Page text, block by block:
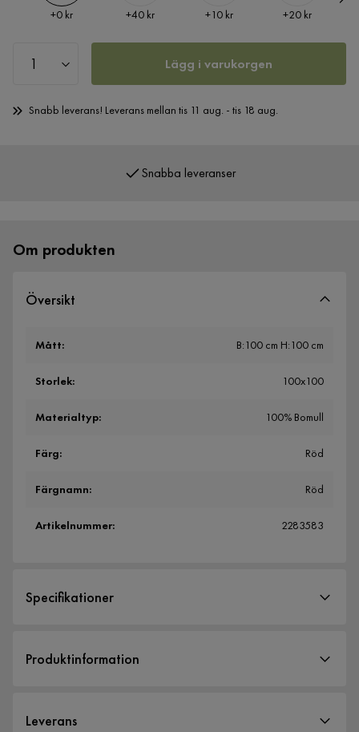
Pris
+0 kr Pris
+40 kr Pris
+10 kr Pris
+20 kr
Lägg i varukorgen
Snabb leverans! Leverans mellan tis 11 aug. - tis 18 aug.
Om produkten
Översikt
Mått: B:100 cm H:100 cm
Storlek: 100x100
Materialtyp: 100% Bomull
Färg: Röd
Färgnamn: Röd
Artikelnummer: 2283583
Specifikationer
Storlek
Produktinformation
Leverans